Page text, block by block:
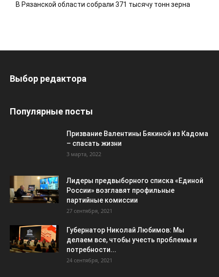
В Рязанской области собрали 371 тысячу тонн зерна
Выбор редактора
Популярные посты
Призвание Валентины Бякиной из Кадома
– спасать жизни
3 марта, 2022
Лидеры предвыборного списка «Единой
России» возглавят профильные
партийные комиссии
27 сентября, 2021
Губернатор Николай Любимов: Мы
делаем все, чтобы учесть проблемы и
потребности...
24 сентября, 2021